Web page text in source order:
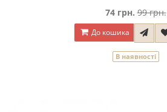
74 грн. 99 грн.
До кошика
В наявності